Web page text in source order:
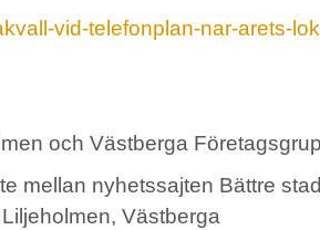
vid-telefonplan-nar-arets-
och Västberga
mellan nyhetssajten Bättre
Västberga